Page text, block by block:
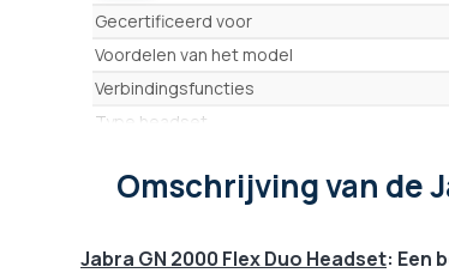
Eigenschappen
Gecertificeerd voor
Voordelen van het model
Verbindingsfuncties
Type headset
Actieve geluidsisolatie
Type oortje
Omschrijvingvan de
Jabra GN 2000 Flex Duo Headset: Een